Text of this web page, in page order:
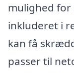
mulighed
inkluderet i
kan få
passer til